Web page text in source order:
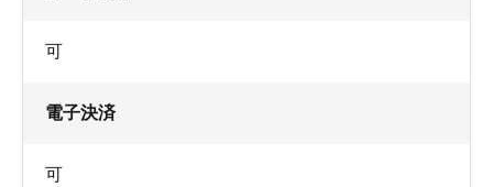
可
電子決済
可